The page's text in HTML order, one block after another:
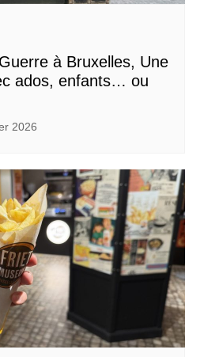
à Bruxelles, Une
ados, enfants… ou
2026